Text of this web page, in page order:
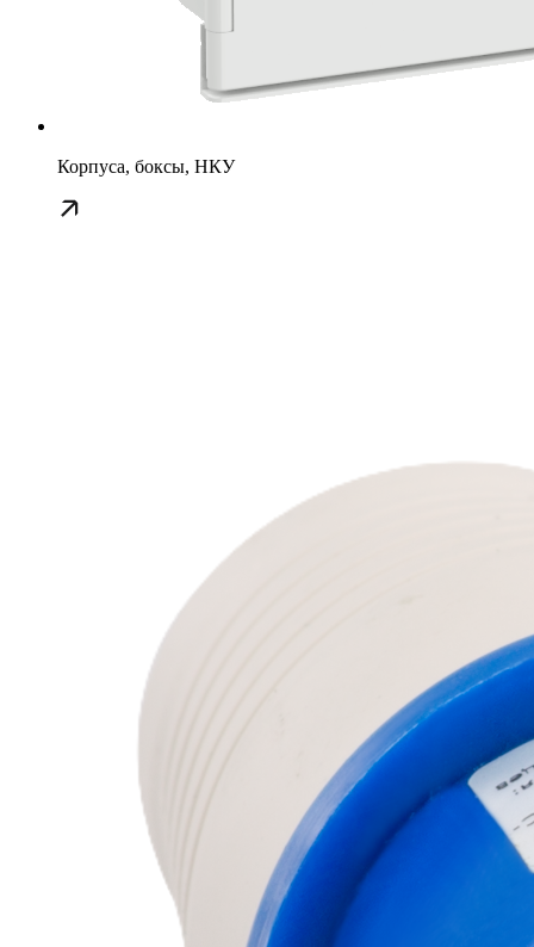
Корпуса, боксы, НКУ